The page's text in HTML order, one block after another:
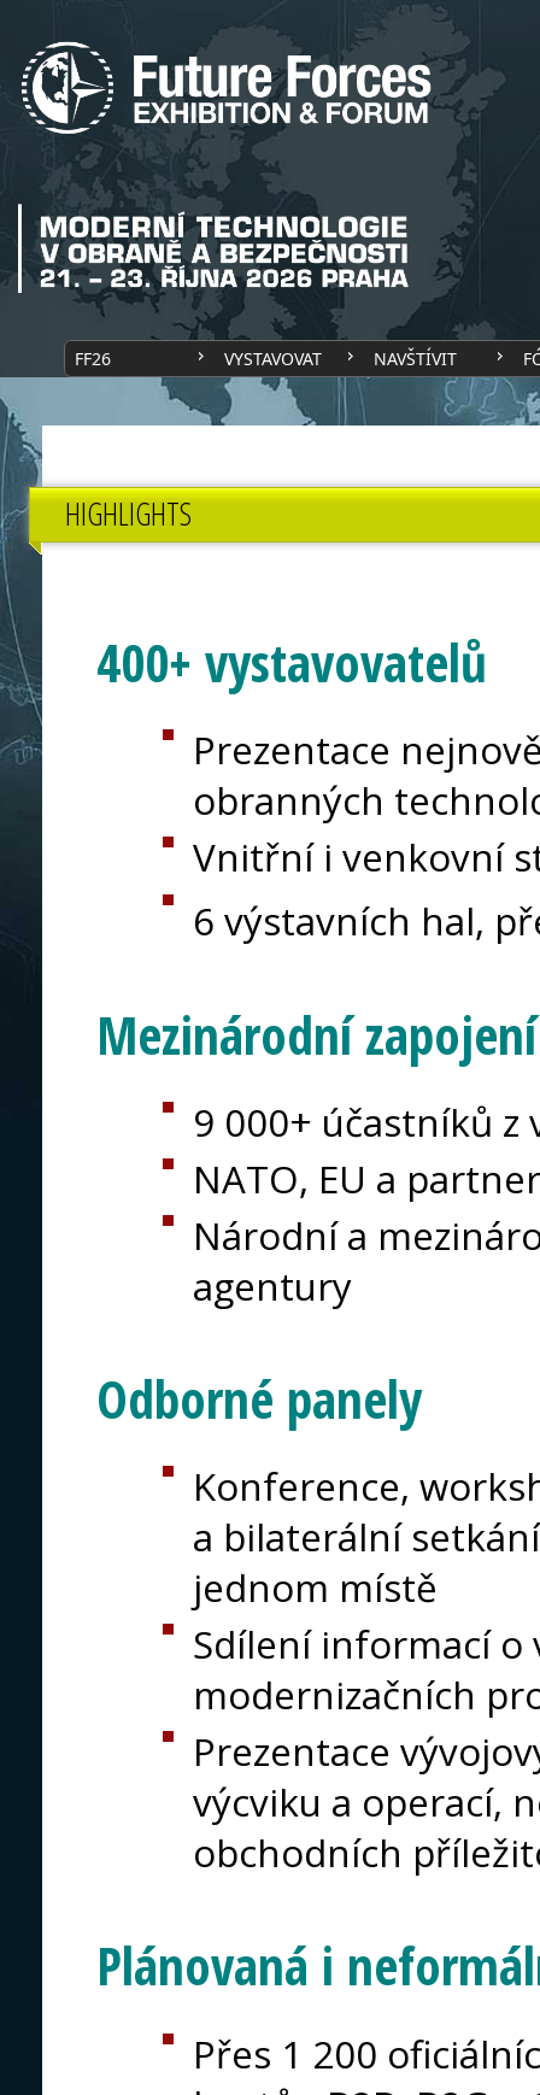
FF26 VYSTAVOVAT NAVŠTÍVIT
HIGHLIGHTS
400+ vystavovatelů
Prezentace
obranných
Vnitřní i venkovní
6 výstavních hal,
Mezinárodní zapojení
9 000+ účastníků z
NATO, EU a
Národní a
agentury
Odborné panely
Konference,
a bilaterální
jednom místě
Sdílení informací o
modernizačních
Prezentace
výcviku a operací,
obchodních
Plánovaná i
Přes 1 200